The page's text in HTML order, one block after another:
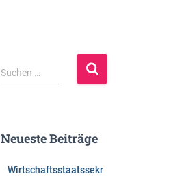
S
u
n
Suchen …
Neueste Beiträge
Wirtschaftsstaatssekr